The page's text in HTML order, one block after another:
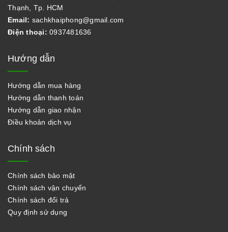
Thạnh, Tp. HCM
Email: sachkhaiphong@gmail.com
Điện thoại: 0937481636
Hướng dẫn
Hướng dẫn mua hàng
Hướng dẫn thanh toán
Hướng dẫn giao nhận
Điều khoản dịch vụ
Chính sách
Chính sách bảo mật
Chính sách vận chuyển
Chính sách đổi trả
Quy định sử dụng